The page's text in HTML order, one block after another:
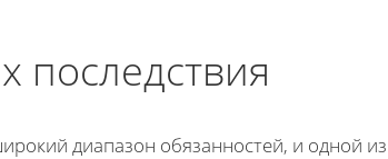
последствия
диапазон обязанностей, и одной